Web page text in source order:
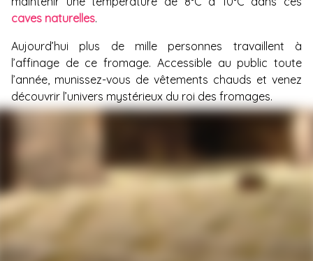
caves naturelles.
Aujourd’hui plus de mille personnes travaillent à
l’affinage de ce fromage. Accessible au public toute
l’année, munissez-vous de vêtements chauds et venez
découvrir l’univers mystérieux du roi des fromages.